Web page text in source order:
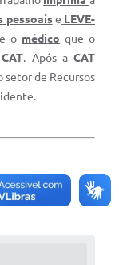
pessoaise LEVE-
o médico que o
. Após aCAT
setor de Recursos